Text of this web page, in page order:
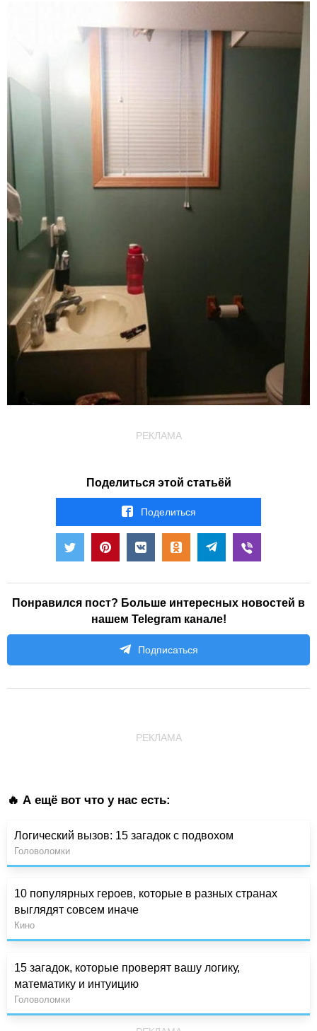
РЕКЛАМА
Поделиться этой статьёй
Поделиться
Понравился пост? Больше интересных новостей в
нашем Telegram канале!
Подписаться
РЕКЛАМА
🔥 А ещё вот что у нас есть:
Логический вызов: 15 загадок с подвохом
Головоломки
10 популярных героев, которые в разных странах
выглядят совсем иначе
Кино
15 загадок, которые проверят вашу логику,
математику и интуицию
Головоломки